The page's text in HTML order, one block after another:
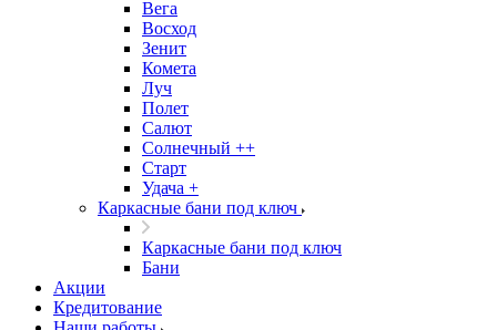
Вега
Восход
Зенит
Комета
Луч
Полет
Салют
Солнечный ++
Старт
Удача +
Каркасные бани под ключ
Каркасные бани под ключ
Бани
Акции
Кредитование